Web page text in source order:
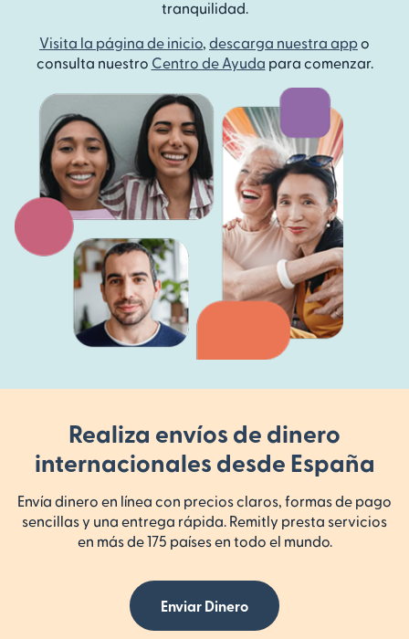
tranquilidad.
Visita la página de inicio descarga nuestra appo
consulta nuestro Centro de Ayuda para comenzar.
Realiza envíos de dinero
internacionales desde España
Envía dinero en línea con precios claros, formas de pago
sencillas y una entrega rápida. Remitly presta servicios
en más de 175 países en todo el mundo.
Enviar Dinero